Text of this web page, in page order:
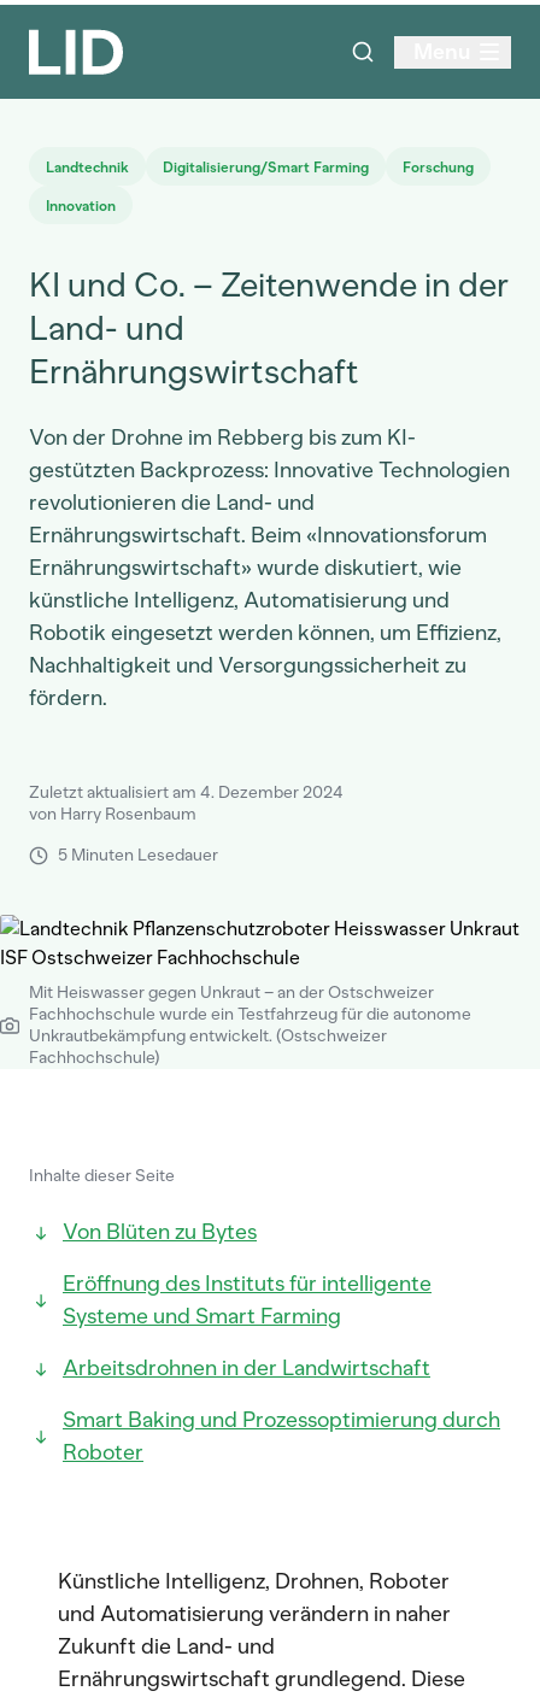
Landtechnik Digitalisierung/Smart Farming Forschung
Innovation
KI und Co. – Zeitenwende in der
Land- und
Ernährungswirtschaft
Von der Drohne im Rebberg bis zum KI-
gestützten Backprozess: Innovative Technologien
revolutionieren die Land- und
Ernährungswirtschaft. Beim «Innovationsforum
Ernährungswirtschaft» wurde diskutiert, wie
künstliche Intelligenz, Automatisierung und
Robotik eingesetzt werden können, um Effizienz,
Nachhaltigkeit und Versorgungssicherheit zu
fördern.
Zuletzt aktualisiert am 4. Dezember 2024
von Harry Rosenbaum
5 Minuten Lesedauer
Mit Heiswasser gegen Unkraut – an der Ostschweizer
Fachhochschule wurde ein Testfahrzeug für die autonome
Unkrautbekämpfung entwickelt. (Ostschweizer
Fachhochschule)
Inhalte dieser Seite
Von Blüten zu Bytes
Eröffnung des Instituts für intelligente
Systeme und Smart Farming
Arbeitsdrohnen in der Landwirtschaft
Smart Baking und Prozessoptimierung durch
Roboter
Künstliche Intelligenz, Drohnen, Roboter
und Automatisierung verändern in naher
Zukunft die Land- und
Ernährungswirtschaft grundlegend. Diese